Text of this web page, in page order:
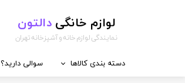
نمایندگی لوازم خانه و آشپزخانه تهران
لوازم خانگی دالتون
دسته بندی کالاها سوالی دارید؟